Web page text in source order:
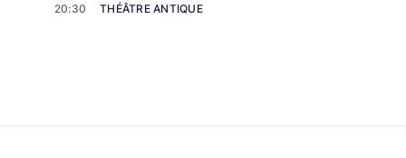
20:30 THÉÂTRE ANTIQUE